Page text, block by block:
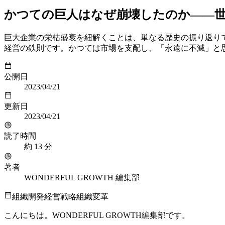
かつての巨人はなぜ崩壊したのか——
巨大企業の栄枯盛衰を紐解くことは、単なる歴史の振り返
経営の鉄則です。かつては市場を支配し、「永遠に不滅」
公開日
2023/04/21
更新日
2023/04/21
読了時間
約 13 分
著者
WONDERFUL GROWTH 編集部
組織開発経営戦略組織変革
こんにちは。WONDERFUL GROWTH編集部です。